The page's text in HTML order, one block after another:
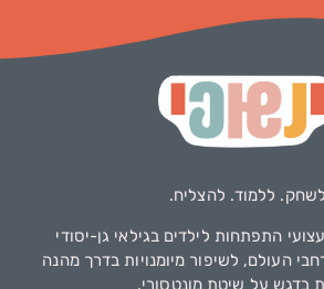
לשחק. ללמוד. להצליח.
התפתחות לילדים בגילאי גן-יסודי
העולם, לשיפור מיומנויות בדרך מהנה
בדגש על שיטת מונטסורי.